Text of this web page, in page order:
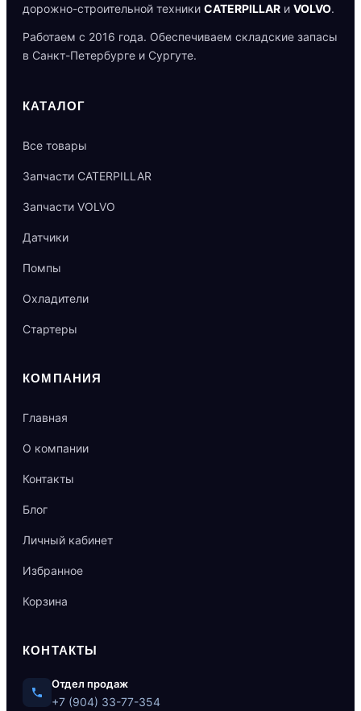
дорожно-строительной техники CATERPILLAR и VOLVO.
Работаем с 2016 года. Обеспечиваем складские запасы
в Санкт-Петербурге и Сургуте.
КАТАЛОГ
Все товары
Запчасти CATERPILLAR
Запчасти VOLVO
Датчики
Помпы
Охладители
Стартеры
КОМПАНИЯ
Главная
О компании
Контакты
Блог
Личный кабинет
Избранное
Корзина
КОНТАКТЫ
Отдел продаж
+7 (904) 33-77-354